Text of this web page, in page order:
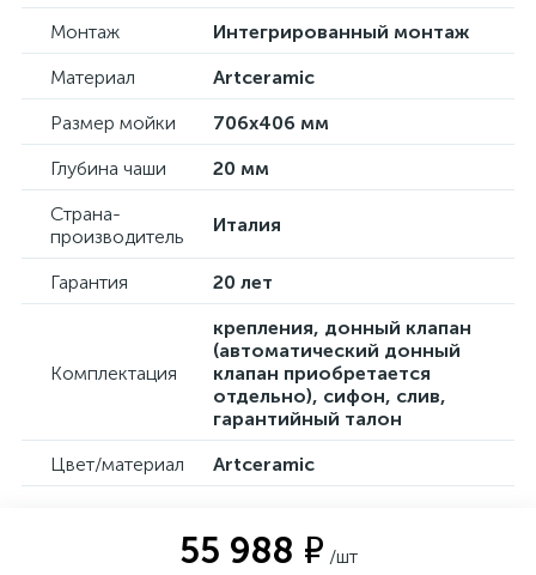
Монтаж
Интегрированный монтаж
Материал
Artceramic
Размер мойки
706x406 мм
Глубина чаши
20 мм
Страна-
производитель
Италия
Гарантия 20 лет
Комплектация
крепления, донный клапан
(автоматический донный
клапан приобретается
отдельно), сифон, слив,
гарантийный талон
Цвет/материал
Artceramic
55 988 ₽ /шт